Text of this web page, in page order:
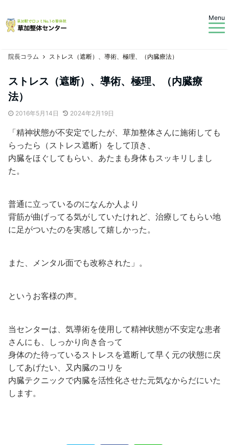
Menu
院長コラム ストレス（遮断）、導術、極理、（内臓療法）
ストレス（遮断）、導術、極理、（内臓療
法）
2016年5月14日 2024年2月19日
「精神状態が不安定でしたが、草加整体さんに施術しても
らったら（ストレス遮断）をして頂き、
内臓をほぐしてもらい、あたまも身体もスッキリしまし
た。
普通に立っているのになんか人より
背筋が曲げってる気がしていたけれど、治療してもらい地
に足がついたのを実感して嬉しかった。
また、メンタル面でも改称された」。
というお客様の声。
当センターは、気導術を使用して精神状態が不安定な患者
さんにも、しっかり向き合って
身体のた待っているストレスを遮断して早く元の状態に戻
してあげたい、又内臓のコリを
内臓テクニックで内臓を活性化させた元気なからだにいた
します。